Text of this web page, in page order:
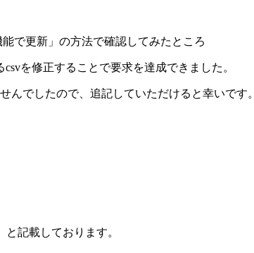
で更新」の方法で確認してみたところ
を修正することで要求を達成できました。
んでしたので、追記していただけると幸いです。
記載しております。